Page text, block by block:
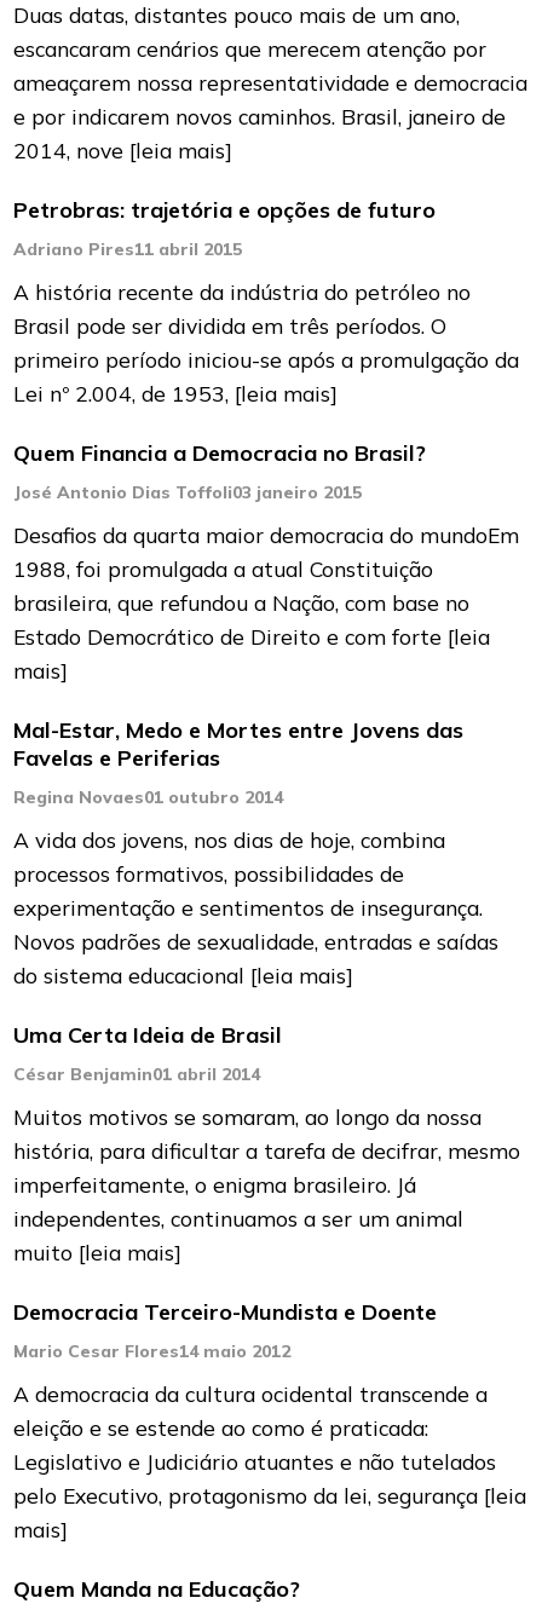
Duas datas, distantes pouco mais de um ano,
escancaram cenários que merecem atenção por
ameaçarem nossa representatividade e democracia
e por indicarem novos caminhos. Brasil, janeiro de
2014, nove [leia mais]
Petrobras: trajetória e opções de futuro
Adriano Pires11 abril 2015
A história recente da indústria do petróleo no
Brasil pode ser dividida em três períodos. O
primeiro período iniciou-se após a promulgação da
Lei nº 2.004, de 1953, [leia mais]
Quem Financia a Democracia no Brasil?
José Antonio Dias Toffoli03 janeiro 2015
Desafios da quarta maior democracia do mundoEm
1988, foi promulgada a atual Constituição
brasileira, que refundou a Nação, com base no
Estado Democrático de Direito e com forte [leia
mais]
Mal-Estar, Medo e Mortes entre Jovens das
Favelas e Periferias
Regina Novaes01 outubro 2014
A vida dos jovens, nos dias de hoje, combina
processos formativos, possibilidades de
experimentação e sentimentos de insegurança.
Novos padrões de sexualidade, entradas e saídas
do sistema educacional [leia mais]
Uma Certa Ideia de Brasil
César Benjamin01 abril 2014
Muitos motivos se somaram, ao longo da nossa
história, para dificultar a tarefa de decifrar, mesmo
imperfeitamente, o enig­ma brasileiro. Já
independentes, continuamos a ser um animal
muito [leia mais]
Democracia Terceiro-Mundista e Doente
Mario Cesar Flores14 maio 2012
A democracia da cultura ocidental transcende a
eleição e se estende ao como é praticada:
Legislativo e Judiciário atuantes e não tutelados
pelo Executivo, protagonismo da lei, segurança [leia
mais]
Quem Manda na Educação?